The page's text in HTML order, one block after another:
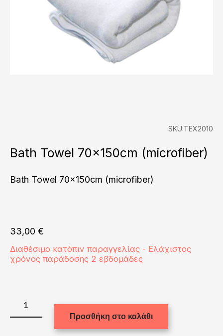
SKU:TEX2010
Bath Towel 70x150cm (microfiber)
Bath Towel 70x150cm (microfiber)
33,00 €
Διαθέσιμο κατόπιν παραγγελίας - Ελάχιστος
χρόνος παράδοσης 2 εβδομάδες
Towel
70x150cm
(microfiber)
Προσθήκη στο καλάθι